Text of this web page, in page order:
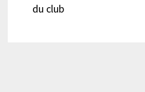
du club